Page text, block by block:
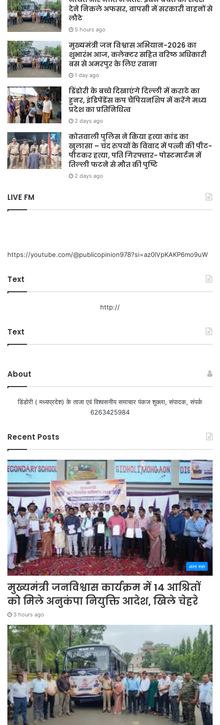
देने निकले अफसर, वापसी में सरकारी वाहनों से
लौटे
5 hours ago
मुख्यमंत्री जन विश्वास अभियान-2026 का
शुभारंभ आज, कलेक्टर सहित वरिष्ठ अधिकारी
बस से अमरपुर के लिए रवाना
1 day ago
डिंडोरी के बच्चे दिखाएंगे दिल्ली में कराटे का
हुनर, इंडिपेंडेंस कप चैंपियनशिप में करेंगे मध्य
प्रदेश का प्रतिनिधित्व
2 days ago
कोतवाली पुलिस ने किया हत्या कांड का
खुलासा – चंद रुपयों के विवाद में पत्नी की पीट-
पीटकर हत्या, पति गिरफ्तार- पोस्टमार्टम में
तिल्ली फटने से मौत की पुष्टि
2 days ago
LIVE FM
https://youtube.com/@publicopinion978?si=az0lVpKAKP6mo9uW
Text
http://
Text
About
डिंडोरी ( मध्यप्रदेश) के ताजा एवं विश्वसनीय समाचार पंकज शुक्ला, संपादक, संपर्क
6263425984
Recent Posts
अपना शहर
मुख्यमंत्री जनविश्वास कार्यक्रम में 14 आश्रितों
को मिले अनुकंपा नियुक्ति आदेश, खिले चेहरे
3 hours ago